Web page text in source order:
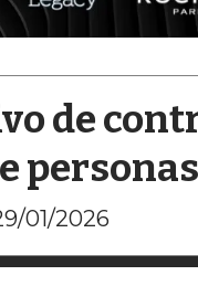
de
personas
01/2026